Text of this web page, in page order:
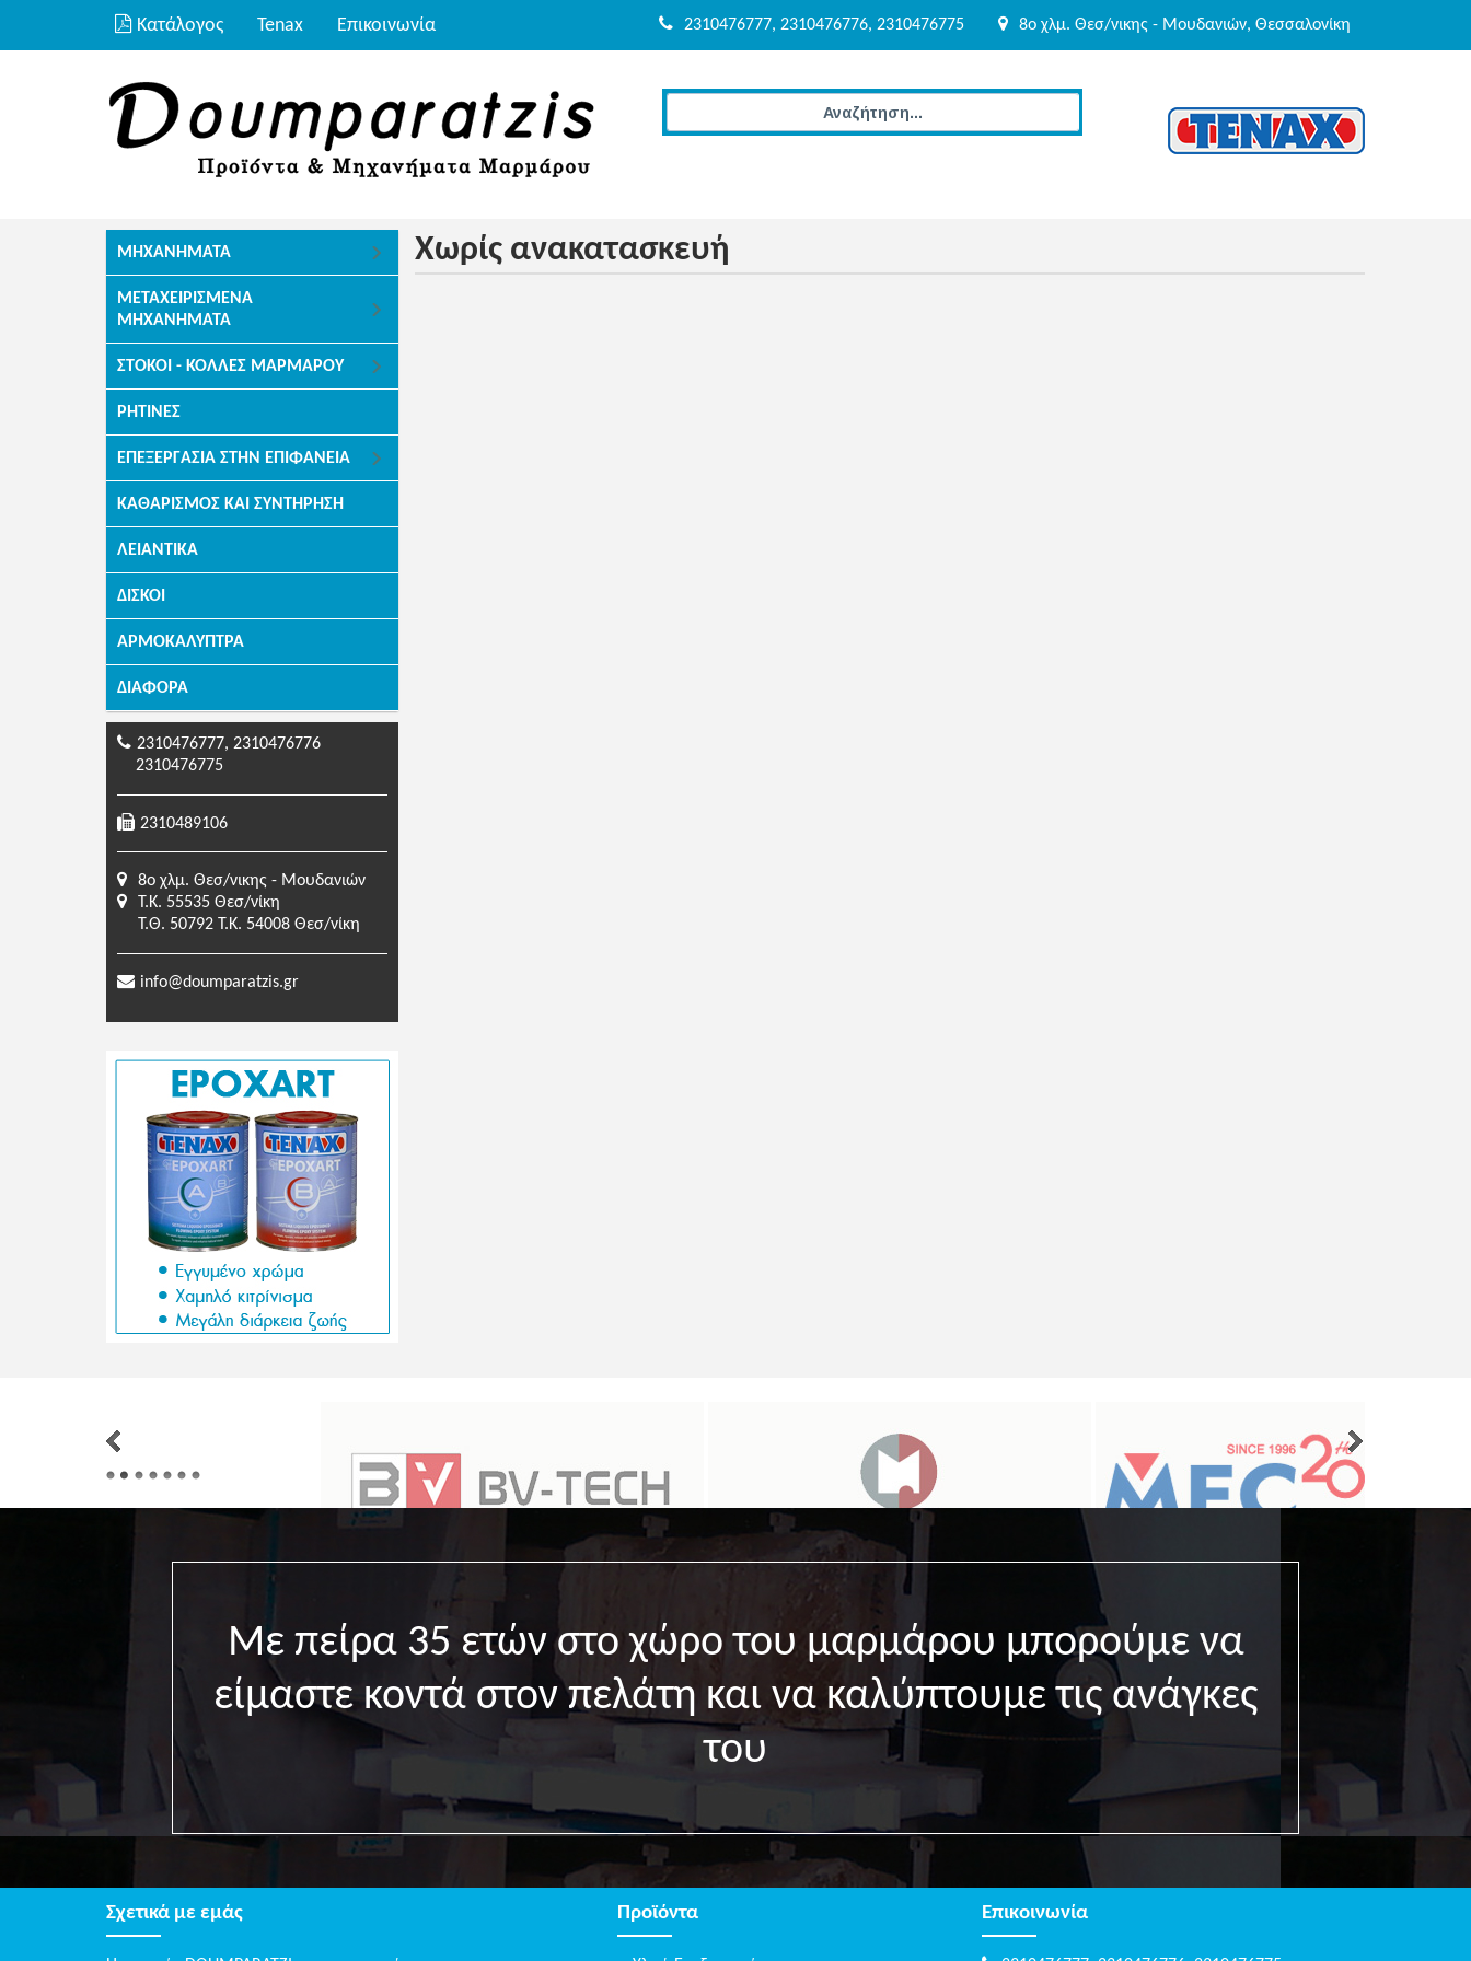
Κατάλογος Tenax Επικοινωνία 2310476777, 2310476776, 2310476775 8o χλμ. Θεσ/νικης - Μουδανιών, Θεσσαλονίκη
ΜΗΧΑΝΉΜΑΤΑ
ΜΕΤΑΧΕΙΡΙΣΜΈΝΑ
ΜΗΧΑΝΉΜΑΤΑ
ΣΤΌΚΟΙ - ΚΌΛΛΕΣ ΜΑΡΜΆΡΟΥ
ΡΗΤΊΝΕΣ
ΕΠΕΞΕΡΓΑΣΊΑ ΣΤΗΝ ΕΠΙΦΆΝΕΙΑ
ΚΑΘΑΡΙΣΜΌΣ ΚΑΙ ΣΥΝΤΉΡΗΣΗ
ΛΕΙΑΝΤΙΚΆ
ΔΊΣΚΟΙ
ΑΡΜΟΚΆΛΥΠΤΡΑ
ΔΙΆΦΟΡΑ
2310476777, 2310476776
2310476775
2310489106
8o χλμ. Θεσ/νικης - Μουδανιών
Τ.Κ. 55535 Θεσ/νίκη
Τ.Θ. 50792 Τ.Κ. 54008 Θεσ/νίκη
info@doumparatzis.gr
Χωρίς ανακατασκευή
Με πείρα 35 ετών στο χώρο του μαρμάρου μπορούμε να
είμαστε κοντά στον πελάτη και να καλύπτουμε τις ανάγκες
του
Σχετικά με εμάς Προϊόντα Επικοινωνία